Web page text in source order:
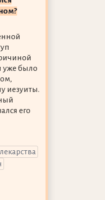
уже было
иезуиты.
его